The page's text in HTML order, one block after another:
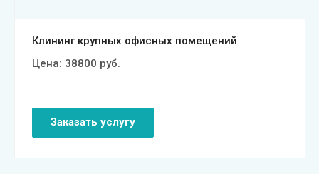
Клининг крупных офисных помещений
Цена: 38800 руб.
Заказать услугу